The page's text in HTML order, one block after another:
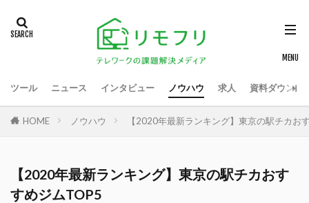
ツール ニュース インタビュー ノウハウ 求人 資料ダウンロ
HOME ノウハウ 【2020年最新ランキング】東京の駅チカお
【2020年最新ランキング】東京の駅チカおす
すめジムTOP5